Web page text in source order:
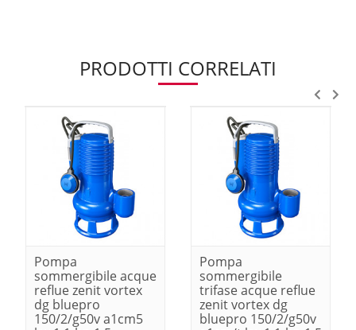
PRODOTTI CORRELATI
Pompa
sommergibile acque
reflue zenit vortex
dg bluepro
150/2/g50v a1cm5
Pompa
sommergibile
trifase acque reflue
zenit vortex dg
bluepro 150/2/g50v